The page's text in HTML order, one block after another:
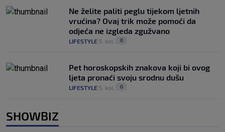
Ne želite paliti peglu tijekom ljetnih
vrućina? Ovaj trik može pomoći da
odjeća ne izgleda zgužvano
LIFESTYLE 5. kol. 0
Pet horoskopskih znakova koji bi ovog
ljeta pronaći svoju srodnu dušu
LIFESTYLE 5. kol. 0
SHOWBIZ